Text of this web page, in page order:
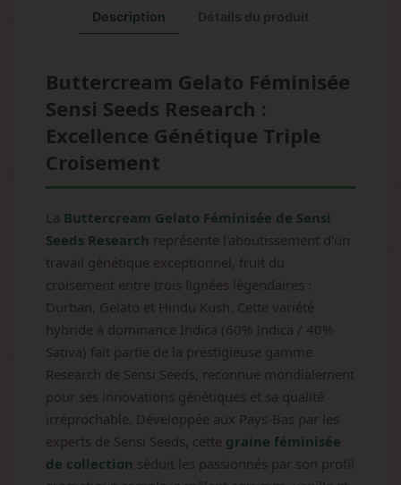
Description
Buttercream Gelato Féminisée
Sensi Seeds Research :
Excellence Génétique Triple
Croisement
La Buttercream Gelato Féminisée de Sensi
Seeds Research représente l'aboutissement d'un
travail génétique exceptionnel, fruit du
croisement entre trois lignées légendaires :
Durban, Gelato et Hindu Kush. Cette variété
hybride à dominance Indica (60% Indica / 40%
Sativa) fait partie de la prestigieuse gamme
Research de Sensi Seeds, reconnue mondialement
pour ses innovations génétiques et sa qualité
irréprochable. Développée aux Pays-Bas par les
experts de Sensi Seeds, cette graine féminisée
de collection séduit les passionnés par son profil